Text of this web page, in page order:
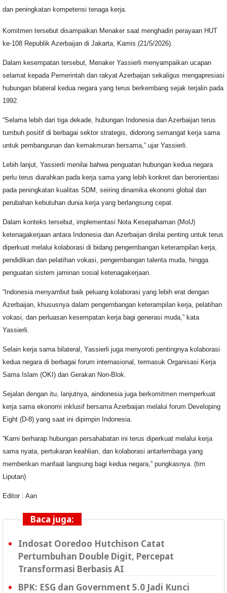
dan peningkatan kompetensi tenaga kerja.
Komitmen tersebut disampaikan Menaker saat menghadiri perayaan HUT
ke-108 Republik Azerbaijan di Jakarta, Kamis (21/5/2026).
Dalam kesempatan tersebut, Menaker Yassierli menyampaikan ucapan
selamat kepada Pemerintah dan rakyat Azerbaijan sekaligus mengapresiasi
hubungan bilateral kedua negara yang terus berkembang sejak terjalin pada
1992.
“Selama lebih dari tiga dekade, hubungan Indonesia dan Azerbaijan terus
tumbuh positif di berbagai sektor strategis, didorong semangat kerja sama
untuk pembangunan dan kemakmuran bersama,” ujar Yassierli.
Lebih lanjut, Yassierli menilai bahwa penguatan hubungan kedua negara
perlu terus diarahkan pada kerja sama yang lebih konkret dan berorientasi
pada peningkatan kualitas SDM, seiring dinamika ekonomi global dan
perubahan kebutuhan dunia kerja yang berlangsung cepat.
Dalam konteks tersebut, implementasi Nota Kesepahaman (MoU)
ketenagakerjaan antara Indonesia dan Azerbaijan dinilai penting untuk terus
diperkuat melalui kolaborasi di bidang pengembangan keterampilan kerja,
pendidikan dan pelatihan vokasi, pengembangan talenta muda, hingga
penguatan sistem jaminan sosial ketenagakerjaan.
“Indonesia menyambut baik peluang kolaborasi yang lebih erat dengan
Azerbaijan, khususnya dalam pengembangan keterampilan kerja, pelatihan
vokasi, dan perluasan kesempatan kerja bagi generasi muda,” kata
Yassierli.
Selain kerja sama bilateral, Yassierli juga menyoroti pentingnya kolaborasi
kedua negara di berbagai forum internasional, termasuk Organisasi Kerja
Sama Islam (OKI) dan Gerakan Non-Blok.
Sejalan dengan itu, lanjutnya, aindonesia juga berkomitmen memperkuat
kerja sama ekonomi inklusif bersama Azerbaijan melalui forum Developing
Eight (D-8) yang saat ini dipimpin Indonesia.
“Kami berharap hubungan persahabatan ini terus diperkuat melalui kerja
sama nyata, pertukaran keahlian, dan kolaborasi antarlembaga yang
memberikan manfaat langsung bagi kedua negara,” pungkasnya. (tim
Liputan)
Editor : Aan
Baca juga:
Indosat Ooredoo Hutchison Catat
Pertumbuhan Double Digit, Percepat
Transformasi Berbasis AI
BPK: ESG dan Government 5.0 Jadi Kunci